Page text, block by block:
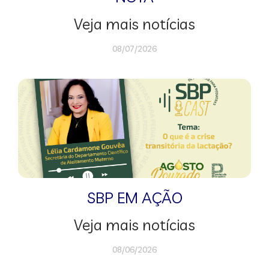
Veja mais notícias
08/07/2026
SBP EM AÇÃO
Veja mais notícias
08/06/2026